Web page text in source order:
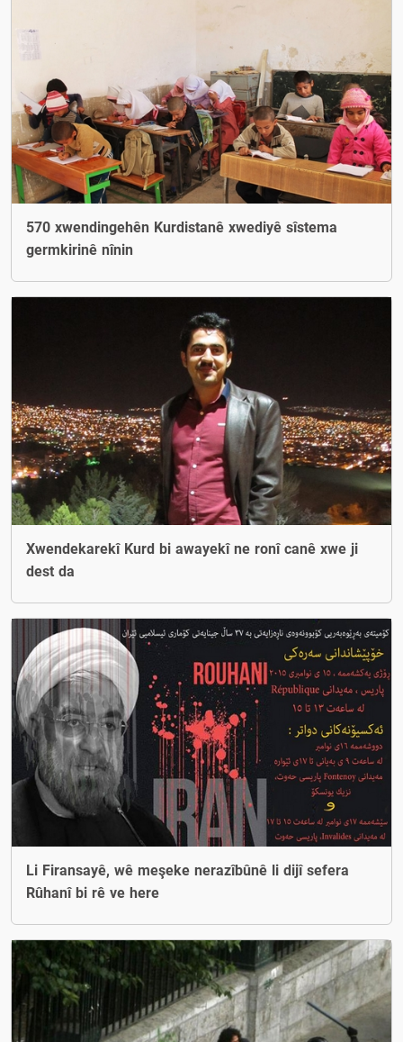
570 xwendingehên Kurdistanê xwediyê sîstema
germkirinê nînin
Xwendekarekî Kurd bi awayekî ne ronî canê xwe ji
dest da
Li Firansayê, wê meşeke nerazîbûnê li dijî sefera
Rûhanî bi rê ve here